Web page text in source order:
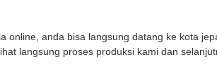
online, anda bisa langsung datang ke kota
langsung proses produksi kami dan